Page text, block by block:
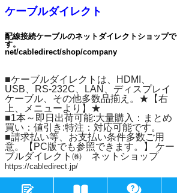
ケーブルダイレクト
配線接続ケーブルのネットダイレクトショップで
す。
net/cabledirect/shop/company
■ケーブルダイレクトは、HDMI、
USB、RS-232C、LAN、ディスプレイ
ケーブル、その他多数品揃え。★【右
上、メニューより】★
■1本～即日出荷可能:大量購入：まとめ
買い：値引き:特注：対応可能です。
■請求払い等、お支払い条件多数ご用
意。【PC版でも参照できます。】 ケー
ブルダイレクト㈱ ネットショップ
https://cabledirect.jp/